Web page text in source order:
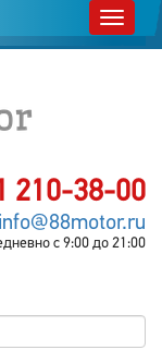
210-38-00
info@88motor.ru
с 9:00 до 21:00